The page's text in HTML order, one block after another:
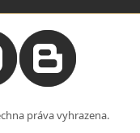
práva vyhrazena.